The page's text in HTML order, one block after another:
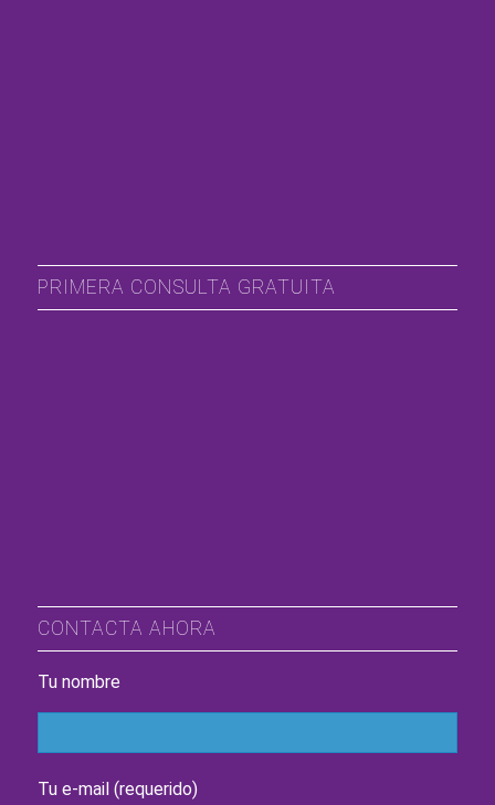
PRIMERA CONSULTA GRATUITA
CONTACTA AHORA
Tu nombre
Tu e-mail (requerido)